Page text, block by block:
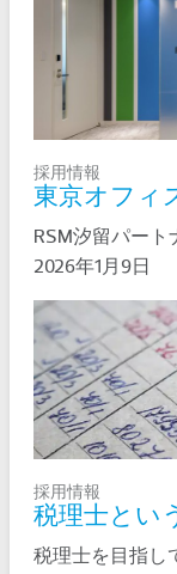
採用情報
東京オフィ
RSM汐留パー
2026年1月9日
採用情報
税理士とい
税理士を目指し